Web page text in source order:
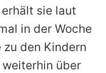
sie laut
in der Woche
den Kindern
weiterhin über